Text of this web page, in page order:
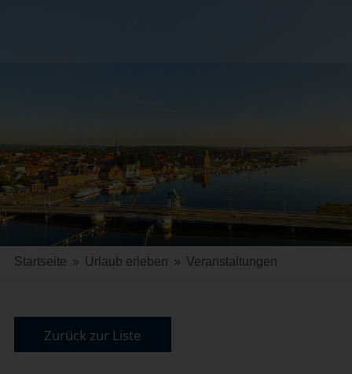
Startseite » Urlaub erleben » Veranstaltungen
Zurück zur Liste